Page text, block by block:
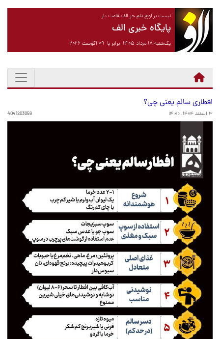
نیست بر لوح دلم جز الف قامت یار
پایگاه خبری الف
یک‌شنبه ۱۸ مرداد ۱۴۰۵ برابر با ۰۹ آگوست ۲۰۲۶
افطاری سالم یعنی چی؟
۳ اسفند ۱۴۰۴، ۱۴:۰۰ 4041203059